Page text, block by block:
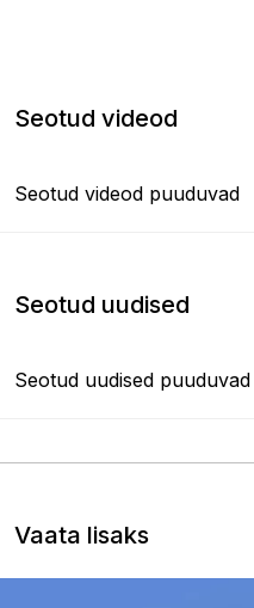
Seotud videod
Seotud videod puuduvad
Seotud uudised
Seotud uudised puuduvad
Vaata lisaks